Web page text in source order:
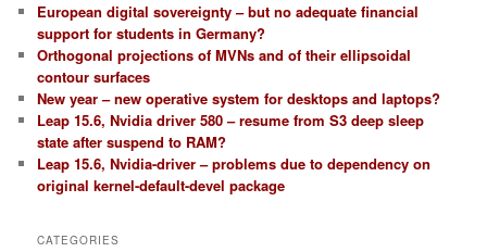
European digital sovereignty – but no adequate financial
support for students in Germany?
Orthogonal projections of MVNs and of their ellipsoidal
contour surfaces
New year – new operative system for desktops and laptops?
Leap 15.6, Nvidia driver 580 – resume from S3 deep sleep
state after suspend to RAM?
Leap 15.6, Nvidia-driver – problems due to dependency on
original kernel-default-devel package
CATEGORIES